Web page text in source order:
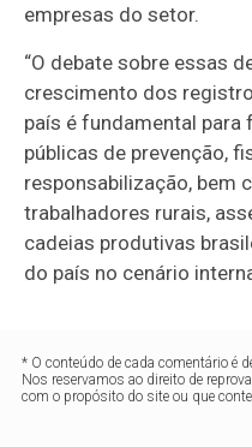
empresas do setor.
“O debate sobre essas
crescimento dos
país é fundamental
públicas de prevenção,
responsabilização, bem
trabalhadores rurais,
cadeias produtivas
do país no cenário
* O conteúdo de cada comentário é
Nos reservamos ao direito de
com o propósito do site ou que